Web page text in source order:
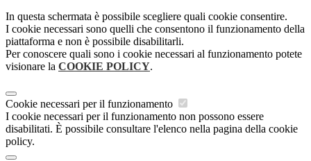
In questa schermata è possibile scegliere quali cookie consentire.
I cookie necessari sono quelli che consentono il funzionamento della
piattaforma e non è possibile disabilitarli.
Per conoscere quali sono i cookie necessari al funzionamento potete
visionare la COOKIE POLICY.
Cookie necessari per il funzionamento
I cookie necessari per il funzionamento non possono essere
disabilitati. È possibile consultare l'elenco nella pagina della cookie
policy.